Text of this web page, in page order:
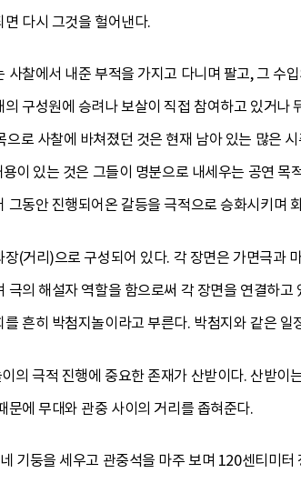
다시 그것을 헐어낸다.
사찰에서 내준 부적을 가지고 다니며 팔고, 그
구성원에 승려나 보살이 직접 참여하고 있거
으로 사찰에 바쳐졌던 것은 현재 남아 있는 많은
이 있는 것은 그들이 명분으로 내세우는 공연
그동안 진행되어온 갈등을 극적으로 승화시키며
(거리)으로 구성되어 있다. 각 장면은 가면극과
극의 해설자 역할을 함으로써 각 장면을 연결하
흔히 박첨지놀이라고 부른다. 박첨지와 같은
의 극적 진행에 중요한 존재가 산받이다. 산받
문에 무대와 관중 사이의 거리를 좁혀준다.
기둥을 세우고 관중석을 마주 보며 120센티미